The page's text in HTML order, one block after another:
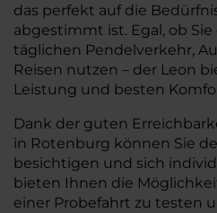
das perfekt auf die
abgestimmt ist. Egal, ob
täglichen Pendelverkehr,
Reisen nutzen – der Leon
Leistung und besten
Dank der guten
in Rotenburg können Sie
besichtigen und sich
bieten Ihnen die
einer Probefahrt zu testen